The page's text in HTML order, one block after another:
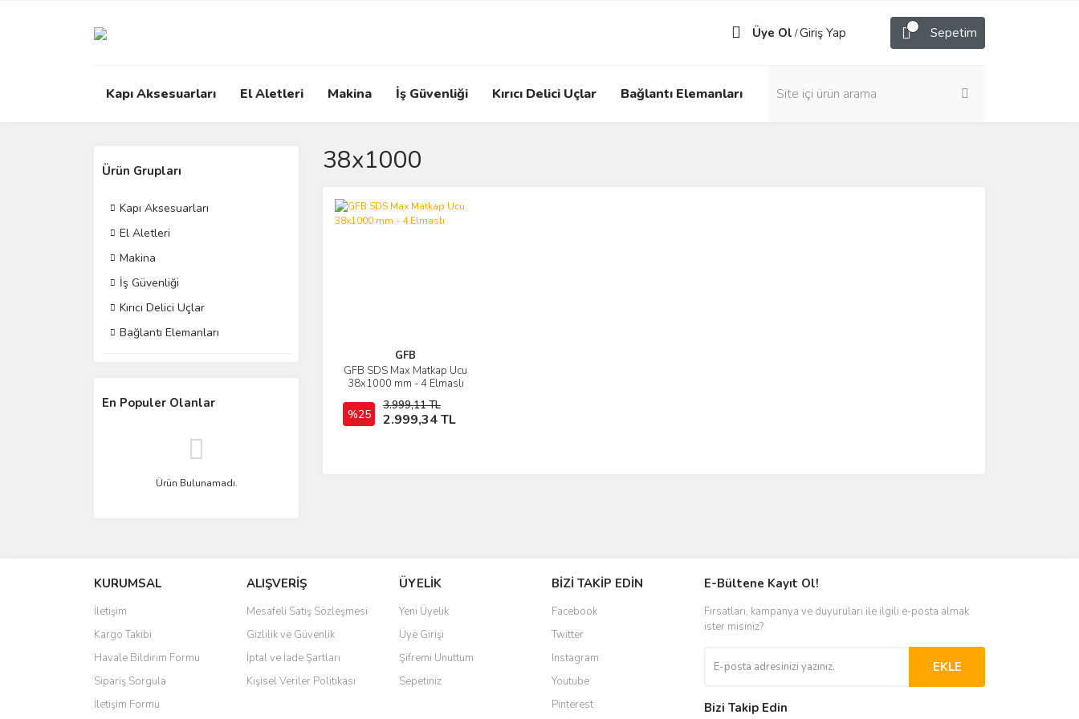
Üye Ol /Giriş Yap Sepetim
Kapı Aksesuarları El Aletleri Makina İş Güvenliği Kırıcı Delici Uçlar Bağlantı Elemanları
Ürün Grupları
Kapı Aksesuarları
El Aletleri
Makina
İş Güvenliği
Kırıcı Delici Uçlar
Bağlantı Elemanları
En Populer Olanlar
Ürün Bulunamadı.
38x1000
GFB
GFB SDS Max Matkap Ucu
38x1000 mm - 4 Elmaslı
%25
3.999,11 TL
2.999,34 TL
İncele
Sepete Ekle
KURUMSAL
İletişim
Kargo Takibi
Havale Bildirim Formu
Sipariş Sorgula
İletişim Formu
ALIŞVERİŞ
Mesafeli Satış Sözleşmesi
Gizlilik ve Güvenlik
İptal ve İade Şartları
Kişisel Veriler Politikası
ÜYELİK
Yeni Üyelik
Üye Girişi
Şifremi Unuttum
Sepetiniz
BİZİ TAKİP EDİN
Facebook
Twitter
Instagram
Youtube
Pinterest
E-Bültene Kayıt Ol!
Fırsatları, kampanya ve duyuruları ile ilgili e-posta almak
ister misiniz?
EKLE
Bizi Takip Edin